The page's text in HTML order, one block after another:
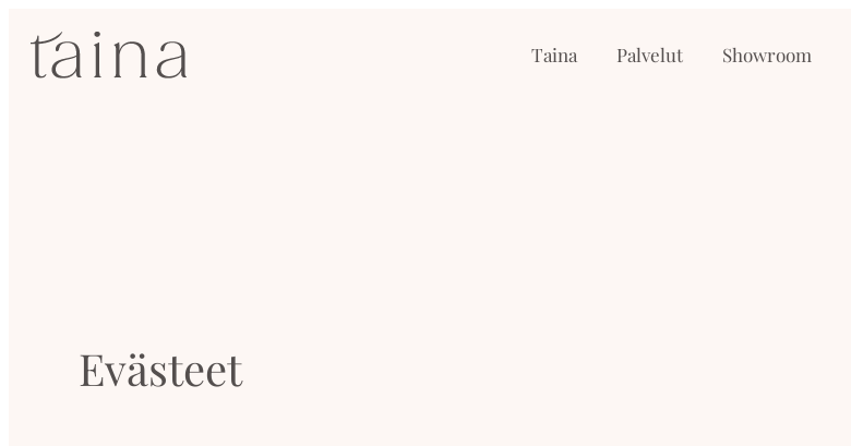
suoraan
SisustusTaina
Taina Palvelut Showroom
Evästeet